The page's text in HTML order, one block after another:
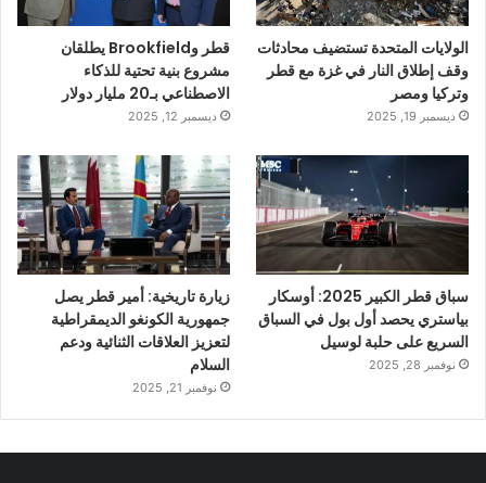
الولايات المتحدة تستضيف محادثات
وقف إطلاق النار في غزة مع قطر
وتركيا ومصر
ديسمبر 19, 2025
قطر وBrookfield يطلقان
مشروع بنية تحتية للذكاء
الاصطناعي بـ20 مليار دولار
ديسمبر 12, 2025
سباق قطر الكبير 2025: أوسكار
بياستري يحصد أول بول في السباق
السريع على حلبة لوسيل
نوفمبر 28, 2025
زيارة تاريخية: أمير قطر يصل
جمهورية الكونغو الديمقراطية
لتعزيز العلاقات الثنائية ودعم
السلام
نوفمبر 21, 2025